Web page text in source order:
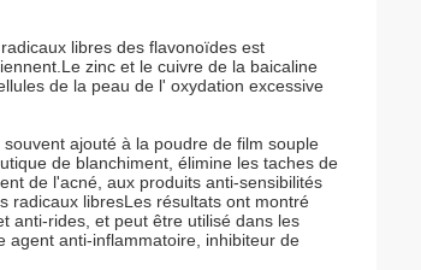
libres des flavonoïdes est
zinc et le cuivre de la baicaline
de la peau de l' oxydation excessive
ajouté à la poudre de film souple
de blanchiment, élimine les taches de
de l'acné, aux produits anti-sensibilités
radicaux libresLes résultats ont montré
anti-rides, et peut être utilisé dans les
agent anti-inflammatoire, inhibiteur de